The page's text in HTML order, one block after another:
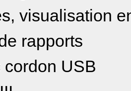
visualisation
rapports
USB